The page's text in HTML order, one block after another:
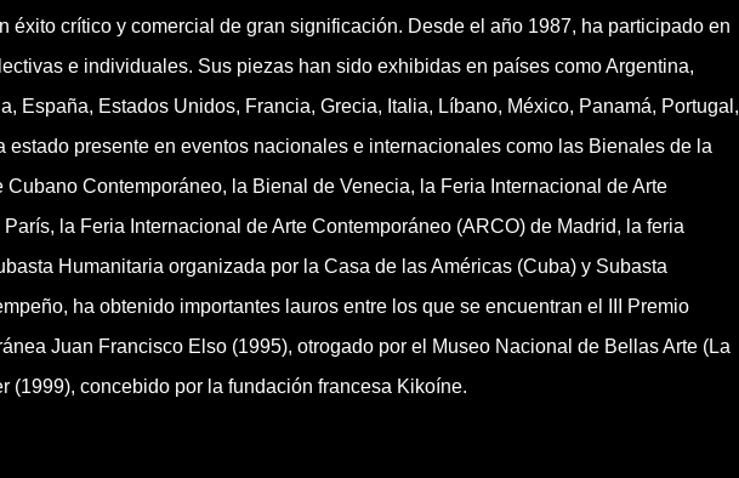
éxito crítico y comercial de gran significación. Desde el año 1987, ha participado en
e individuales. Sus piezas han sido exhibidas en países como Argentina,
España, Estados Unidos, Francia, Grecia, Italia, Líbano, México, Panamá, Portugal,
estado presente en eventos nacionales e internacionales como las Bienales de la
Cubano Contemporáneo, la Bienal de Venecia, la Feria Internacional de Arte
la Feria Internacional de Arte Contemporáneo (ARCO) de Madrid, la feria
Humanitaria organizada por la Casa de las Américas (Cuba) y Subasta
ha obtenido importantes lauros entre los que se encuentran el III Premio
Juan Francisco Elso (1995), otrogado por el Museo Nacional de Bellas Arte (La
(1999), concebido por la fundación francesa Kikoíne.